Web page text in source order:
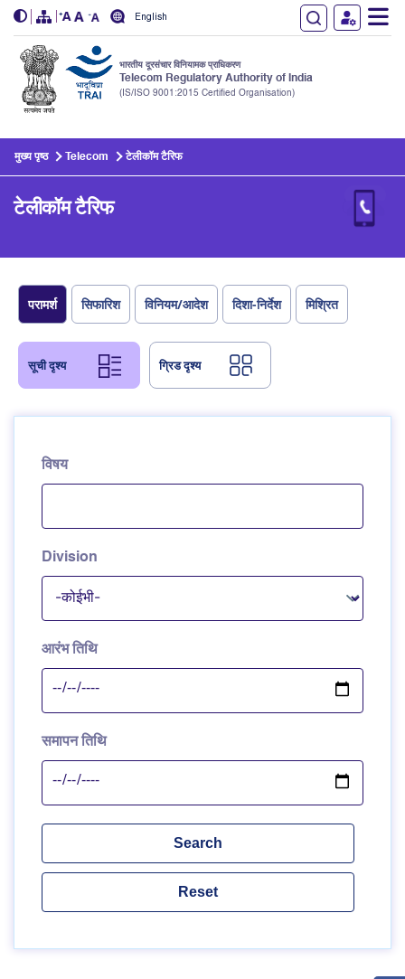
English
भारतीय दूरसंचार विनियामक प्राधिकरण
Telecom Regulatory Authority of India
(IS/ISO 9001:2015 Certified Organisation)
मुख्य पृष्ठ Telecom टेलीकॉम टैरिफ
टेलीकॉम टैरिफ
परामर्श सिफारिश विनियम/आदेश दिशा-निर्देश मिश्रित
सूची दृश्य ग्रिड दृश्य
विषय
Division
आरंभ तिथि
समापन तिथि